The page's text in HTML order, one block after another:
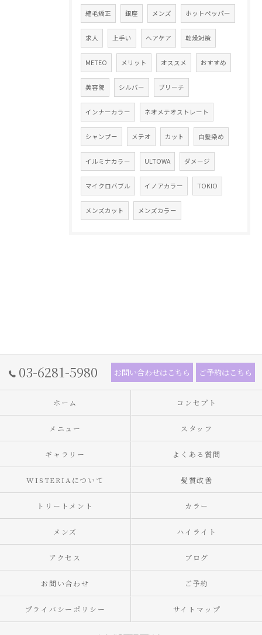
縮毛矯正 銀座 メンズ ホットペッパー
求人 上手い ヘアケア 乾燥対策
METEO メリット オススメ おすすめ
美容院 シルバー ブリーチ
インナーカラー ネオメテオストレート
シャンプー メテオ カット 白髪染め
イルミナカラー ULTOWA ダメージ
マイクロバブル イノアカラー TOKIO
メンズカット メンズカラー
03-6281-5980 お問い合わせはこちら ご予約はこちら
ホーム コンセプト
メニュー スタッフ
ギャラリー よくある質問
WISTERIAについて 髪質改善
トリートメント カラー
メンズ ハイライト
アクセス ブログ
お問い合わせ ご予約
プライバシーポリシー サイトマップ